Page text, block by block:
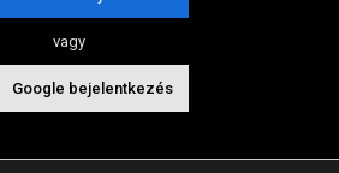
QUAD, MOPED)
vagy
Google bejelentkezés